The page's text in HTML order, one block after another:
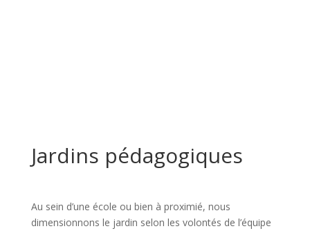
Jardins pédagogiques
Au sein d’une école ou bien à proximié, nous
dimensionnons le jardin selon les volontés de l’équipe